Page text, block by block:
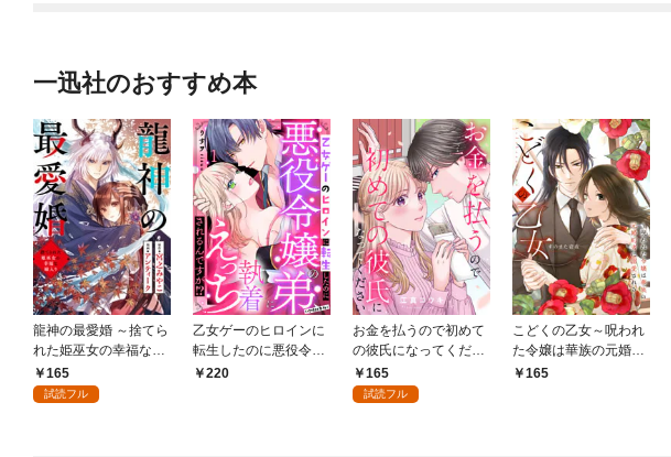
一迅社のおすすめ本
龍神の最愛婚 ～捨てら
れた姫巫女の幸福な嫁
入り～: 1
165
試読フル
乙女ゲーのヒロインに
転生したのに悪役令嬢
の弟（攻略対象外）に
220
お金を払うので初めて
の彼氏になってくださ
い: 1
165
試読フル
こどくの乙女～呪われ
た令嬢は華族の元婚約
者に溺愛される～: 1
165